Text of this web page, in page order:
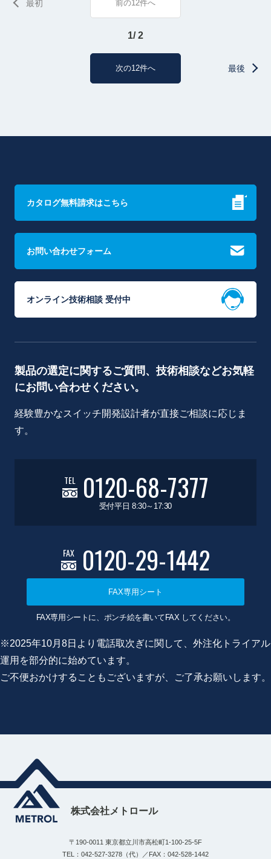
最初 前の12件へ
1/ 2
次の12件へ 最後
カタログ無料請求はこちら
お問い合わせフォーム
オンライン技術相談 受付中
製品の選定に関するご質問、技術相談などお気軽
にお問い合わせください。
経験豊かなスイッチ開発設計者が直接ご相談に応じま
す。
TEL 0120-68-7377
受付平日 8:30～17:30
FAX 0120-29-1442
FAX専用シート
FAX専用シートに、ポンチ絵を書いてFAX してください。
※2025年10月8日より電話取次ぎに関して、外注化トライアル
運用を部分的に始めています。
ご不便おかけすることもございますが、ご了承お願いします。
株式会社メトロール
〒190-0011 東京都立川市高松町1-100-25-5F
TEL：042-527-3278（代）／FAX：042-528-1442